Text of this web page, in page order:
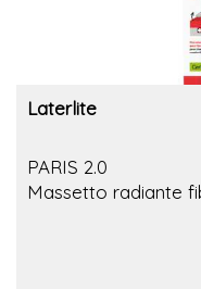
Laterlite
PARIS 2.0
Massetto radiante